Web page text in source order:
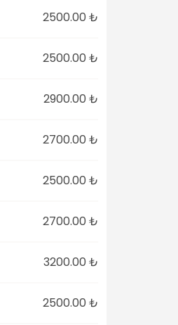
2500.00 ₺
2500.00 ₺
2900.00 ₺
2700.00 ₺
2500.00 ₺
2700.00 ₺
3200.00 ₺
2500.00 ₺